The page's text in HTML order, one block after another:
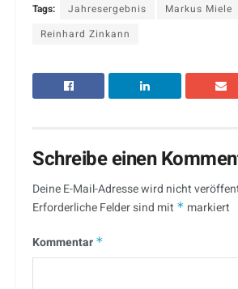
Tags: Jahresergebnis Markus Miele
Reinhard Zinkann
Schreibe einen
Deine E-Mail-Adresse wird nicht
Erforderliche Felder sind mit * markiert
Kommentar *